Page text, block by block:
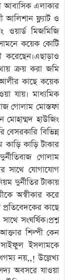
আবাসিক এলাকার
আলিশান ফ্ল্যাট ও
ওয়ার্ড মিজমিজি
কয়েক কোটি
ক্রয় করা জমি
কাছে কয়েক
যায়। মাধ্যমিক
গোলাম মোস্তফা
মোহাম্মদ হাউজিং
বিভিন্ন
কাড়ি কাড়ি টাকার
গোলাম
সাথে যোগাযোগ
দুর্নীতির টাকায়
অস্বীকার করে
কাছে
সংঘর্ষিক।প্রশ্ন
আক্তার শিল্পী কেন
সাইফুল ইসলামকে
নয়,,! উল্লেখ্য
অবসরে যাওয়া